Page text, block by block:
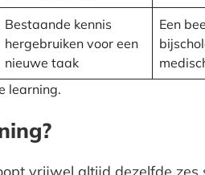
Bestaande kennis
hergebruiken voor een
nieuwe taak
Een
learning.
vrijwel altijd dezelfde zes